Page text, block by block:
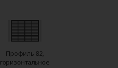
Профиль 82,
горизонтальное